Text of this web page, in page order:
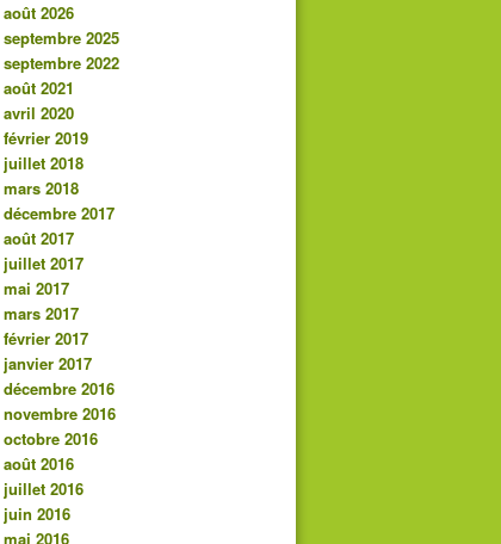
août 2026
septembre 2025
septembre 2022
août 2021
avril 2020
février 2019
juillet 2018
mars 2018
décembre 2017
août 2017
juillet 2017
mai 2017
mars 2017
février 2017
janvier 2017
décembre 2016
novembre 2016
octobre 2016
août 2016
juillet 2016
juin 2016
mai 2016